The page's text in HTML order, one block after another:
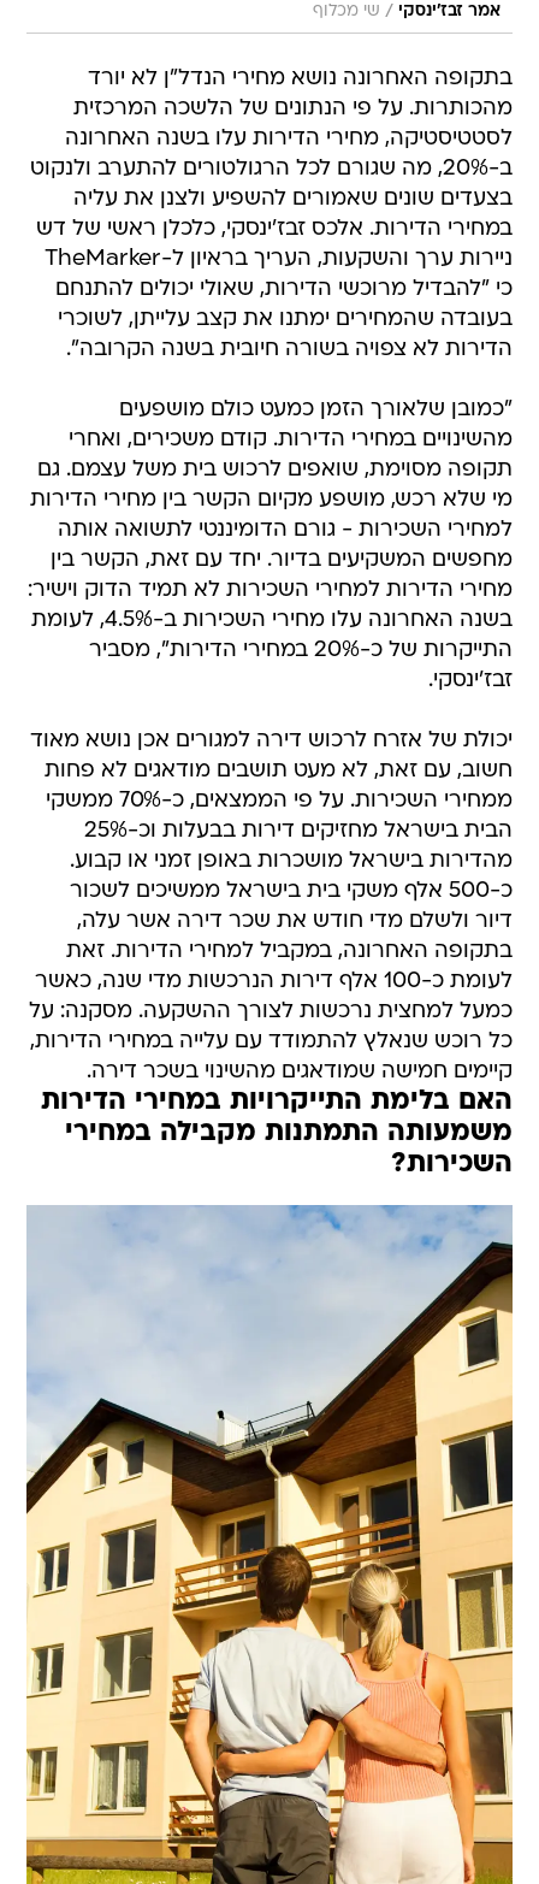
אמר זבז'ינסקי / שי מכלוף
בתקופה האחרונה נושא מחירי הנדל"ן לא יורד
מהכותרות. על פי הנתונים של הלשכה המרכזית
לסטטיסטיקה, מחירי הדירות עלו בשנה האחרונה
ב-20%, מה שגורם לכל הרגולטורים להתערב ולנקוט
בצעדים שונים שאמורים להשפיע ולצנן את עליה
במחירי הדירות. אלכס זבז'ינסקי, כלכלן ראשי של דש
ניירות ערך והשקעות, העריך בראיון ל-TheMarker
כי "להבדיל מרוכשי הדירות, שאולי יכולים להתנחם
בעובדה שהמחירים ימתנו את קצב עלייתן, לשוכרי
הדירות לא צפויה בשורה חיובית בשנה הקרובה".
"כמובן שלאורך הזמן כמעט כולם מושפעים
מהשינויים במחירי הדירות. קודם משכירים, ואחרי
תקופה מסוימת, שואפים לרכוש בית משל עצמם. גם
מי שלא רכש, מושפע מקיום הקשר בין מחירי הדירות
למחירי השכירות - גורם הדומיננטי לתשואה אותה
מחפשים המשקיעים בדיור. יחד עם זאת, הקשר בין
מחירי הדירות למחירי השכירות לא תמיד הדוק וישיר:
בשנה האחרונה עלו מחירי השכירות ב-4.5%, לעומת
התייקרות של כ-20% במחירי הדירות", מסביר
זבז'ינסקי.
יכולת של אזרח לרכוש דירה למגורים אכן נושא מאוד
חשוב, עם זאת, לא מעט תושבים מודאגים לא פחות
ממחירי השכירות. על פי הממצאים, כ-70% ממשקי
הבית בישראל מחזיקים דירות בבעלות וכ-25%
מהדירות בישראל מושכרות באופן זמני או קבוע.
כ-500 אלף משקי בית בישראל ממשיכים לשכור
דיור ולשלם מדי חודש את שכר דירה אשר עלה,
בתקופה האחרונה, במקביל למחירי הדירות. זאת
לעומת כ-100 אלף דירות הנרכשות מדי שנה, כאשר
כמעל למחצית נרכשות לצורך ההשקעה. מסקנה: על
כל רוכש שנאלץ להתמודד עם עלייה במחירי הדירות,
קיימים חמישה שמודאגים מהשינוי בשכר דירה.
האם בלימת התייקרויות במחירי הדירות
משמעותה התמתנות מקבילה במחירי
השכירות?